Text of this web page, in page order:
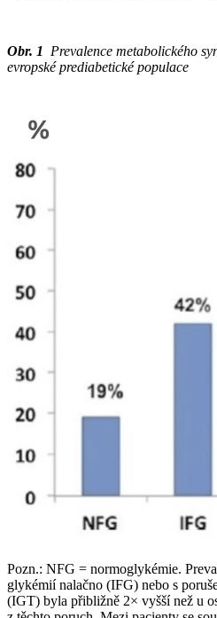
Obr. 1 Prevalence metabolického
evropské prediabetické populace
Pozn.: NFG = normoglykémie.
glykémií nalačno (IFG) nebo s
(IGT) byla přibližně 2× vyšší než u